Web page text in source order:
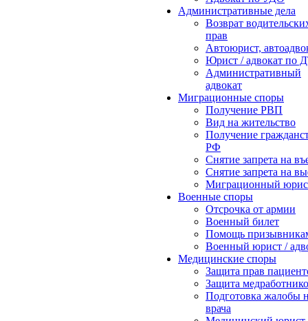
Административные дела
Возврат
прав
Автоюрист,
Юрист / адвокат по
Административный
адвокат
Миграционные споры
Получение РВП
Вид на жительство
Получение
РФ
Снятие запрета на
Снятие запрета на
Миграционный
Военные споры
Отсрочка от армии
Военный билет
Помощь
Военный юрист /
Медицинские споры
Защита прав
Защита
Подготовка жалобы
врача